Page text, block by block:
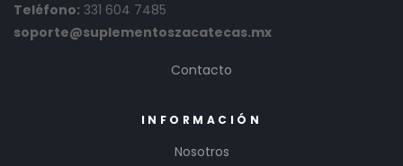
Teléfono: 331 604 7485
soporte@suplementoszacatecas.mx
Contacto
INFORMACIÓN
Nosotros